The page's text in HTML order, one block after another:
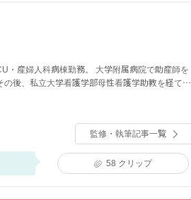
・産婦人科病棟勤務。 大学附属病院で助産師を
後、私立大学看護学部母性看護学助教を経て、
監修・執筆記事一覧
58 クリップ